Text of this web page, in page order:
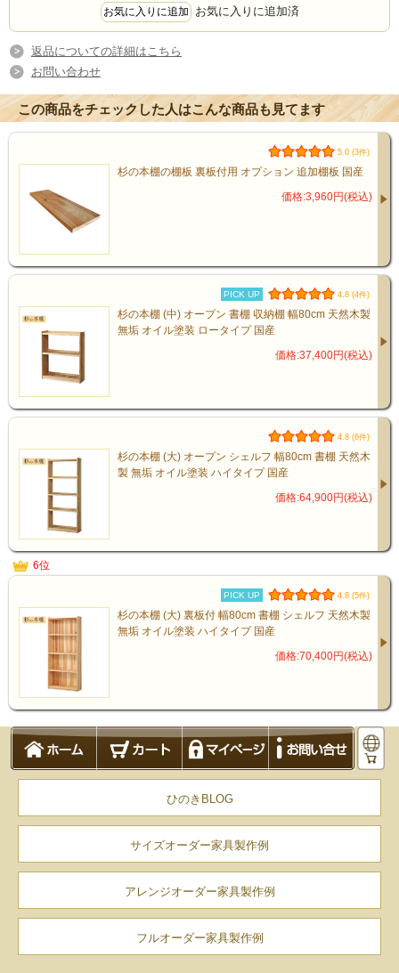
杉ならではの変化に富んだ木目が
美しい
お部屋が整う杉の本棚。
サイズ
幅80cm
高さ95.5cm
(可動棚1枚)付属
素材
国産杉無垢材[節あり]
塗料
天然ナチュラルオイル
（亜麻仁油 / 大豆油 / ヒマシ油 / ヒマワリ
お気に入りに追加済
返品についての詳細はこちら
お問い合わせ
この商品をチェックした人はこんな商品も見てます
5.0 (3件)
杉の本棚の棚板 裏板付用 オプション 追加棚板 国産
価格:3,960円(税込)
PICK UP 4.8 (4件)
杉の本棚 (中) オープン 書棚 収納棚 幅80cm 天然木製
無垢 オイル塗装 ロータイプ 国産
価格:37,400円(税込)
4.8 (6件)
杉の本棚 (大) オープン シェルフ 幅80cm 書棚 天然木
製 無垢 オイル塗装 ハイタイプ 国産
価格:64,900円(税込)
6位
PICK UP 4.8 (5件)
杉の本棚 (大) 裏板付 幅80cm 書棚 シェルフ 天然木製
無垢 オイル塗装 ハイタイプ 国産
価格:70,400円(税込)
ひのきBLOG
サイズオーダー家具製作例
アレンジオーダー家具製作例
フルオーダー家具製作例